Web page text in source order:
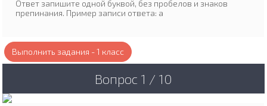
Ответ запишите одной буквой, без пробелов и знаков
препинания. Пример записи ответа: а
Выполнить задания - 1 класс
Вопрос 1 / 10